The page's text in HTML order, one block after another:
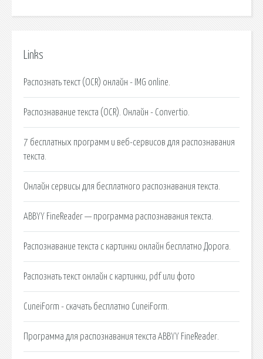
Links
Распознать текст (OCR) онлайн - IMG online.
Распознавание текста (OCR). Онлайн - Convertio.
7 бесплатных программ и веб-сервисов для распознавания
текста.
Онлайн сервисы для бесплатного распознавания текста.
ABBYY FineReader — программа распознавания текста.
Распознавание текста с картинки онлайн бесплатно Дорога.
Распознать текст онлайн с картинки, pdf или фото
CuneiForm - скачать бесплатно CuneiForm.
Программа для распознавания текста ABBYY FineReader.